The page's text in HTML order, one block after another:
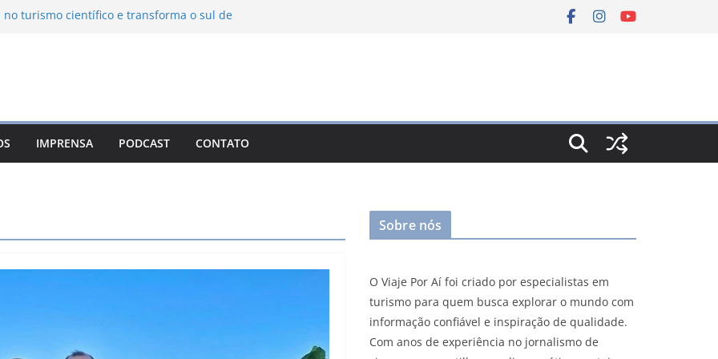
turismo científico e transforma o sul de
Campos do Jordão
León: o Pueblo Mágico com ruas
e turismo à beira da represa
IMPRENSA PODCAST CONTATO
Sobre nós
O Viaje Por Aí foi criado por especialistas em
turismo para quem busca explorar o mundo com
informação confiável e inspiração de qualidade.
Com anos de experiência no jornalismo de